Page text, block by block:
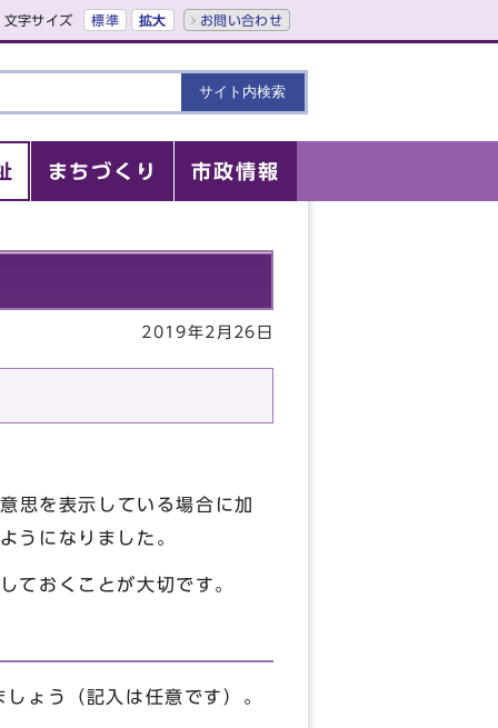
文字サイズ 標準 拡大 お問い合わせ
まちづくり 市政情報
2019年2月26日
を表示している場合に加
うになりました。
ておくことが大切です。
ょう（記入は任意です）。